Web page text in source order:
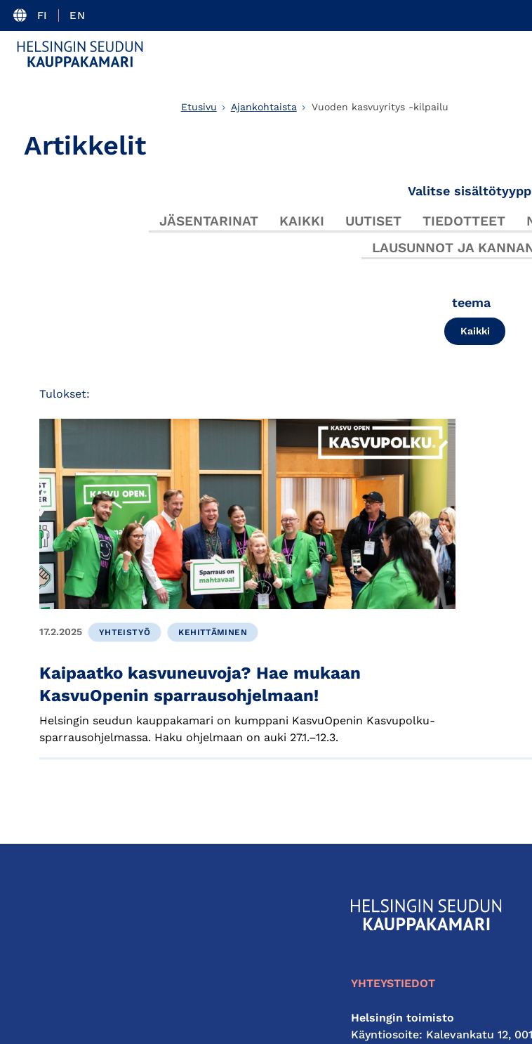
FI EN
Etusivu Ajankohtaista Vuoden kasvuyritys -kilpailu
Artikkelit
Valitse
JÄSENTARINAT KAIKKI UUTISET TIEDOTTEET
LAUSUNNOT JA
teema
Kaikki
Tulokset:
17.2.2025 YHTEISTYÖ KEHITTÄMINEN
Kaipaatko kasvuneuvoja? Hae mukaan
KasvuOpenin sparrausohjelmaan!
Helsingin seudun kauppakamari on kumppani KasvuOpenin Kasvupolku-
sparrausohjelmassa. Haku ohjelmaan on auki 27.1.–12.3.
KauppakamariHelsingin
seudun
YHTEYSTIEDOT
Helsingin toimisto
Käyntiosoite: Kalevankatu 12,